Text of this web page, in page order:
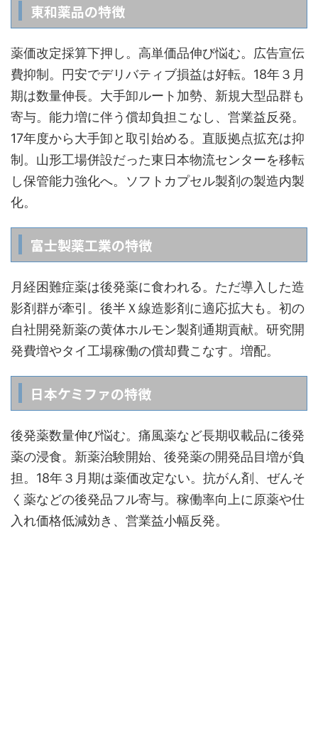
東和薬品の特徴
薬価改定採算下押し。高単価品伸び悩む。広告宣伝
費抑制。円安でデリバティブ損益は好転。18年３月
期は数量伸長。大手卸ルート加勢、新規大型品群も
寄与。能力増に伴う償却負担こなし、営業益反発。
17年度から大手卸と取引始める。直販拠点拡充は抑
制。山形工場併設だった東日本物流センターを移転
し保管能力強化へ。ソフトカプセル製剤の製造内製
化。
富士製薬工業の特徴
月経困難症薬は後発薬に食われる。ただ導入した造
影剤群が牽引。後半Ｘ線造影剤に適応拡大も。初の
自社開発新薬の黄体ホルモン製剤通期貢献。研究開
発費増やタイ工場稼働の償却費こなす。増配。
日本ケミファの特徴
後発薬数量伸び悩む。痛風薬など長期収載品に後発
薬の浸食。新薬治験開始、後発薬の開発品目増が負
担。18年３月期は薬価改定ない。抗がん剤、ぜんそ
く薬などの後発品フル寄与。稼働率向上に原薬や仕
入れ価格低減効き、営業益小幅反発。